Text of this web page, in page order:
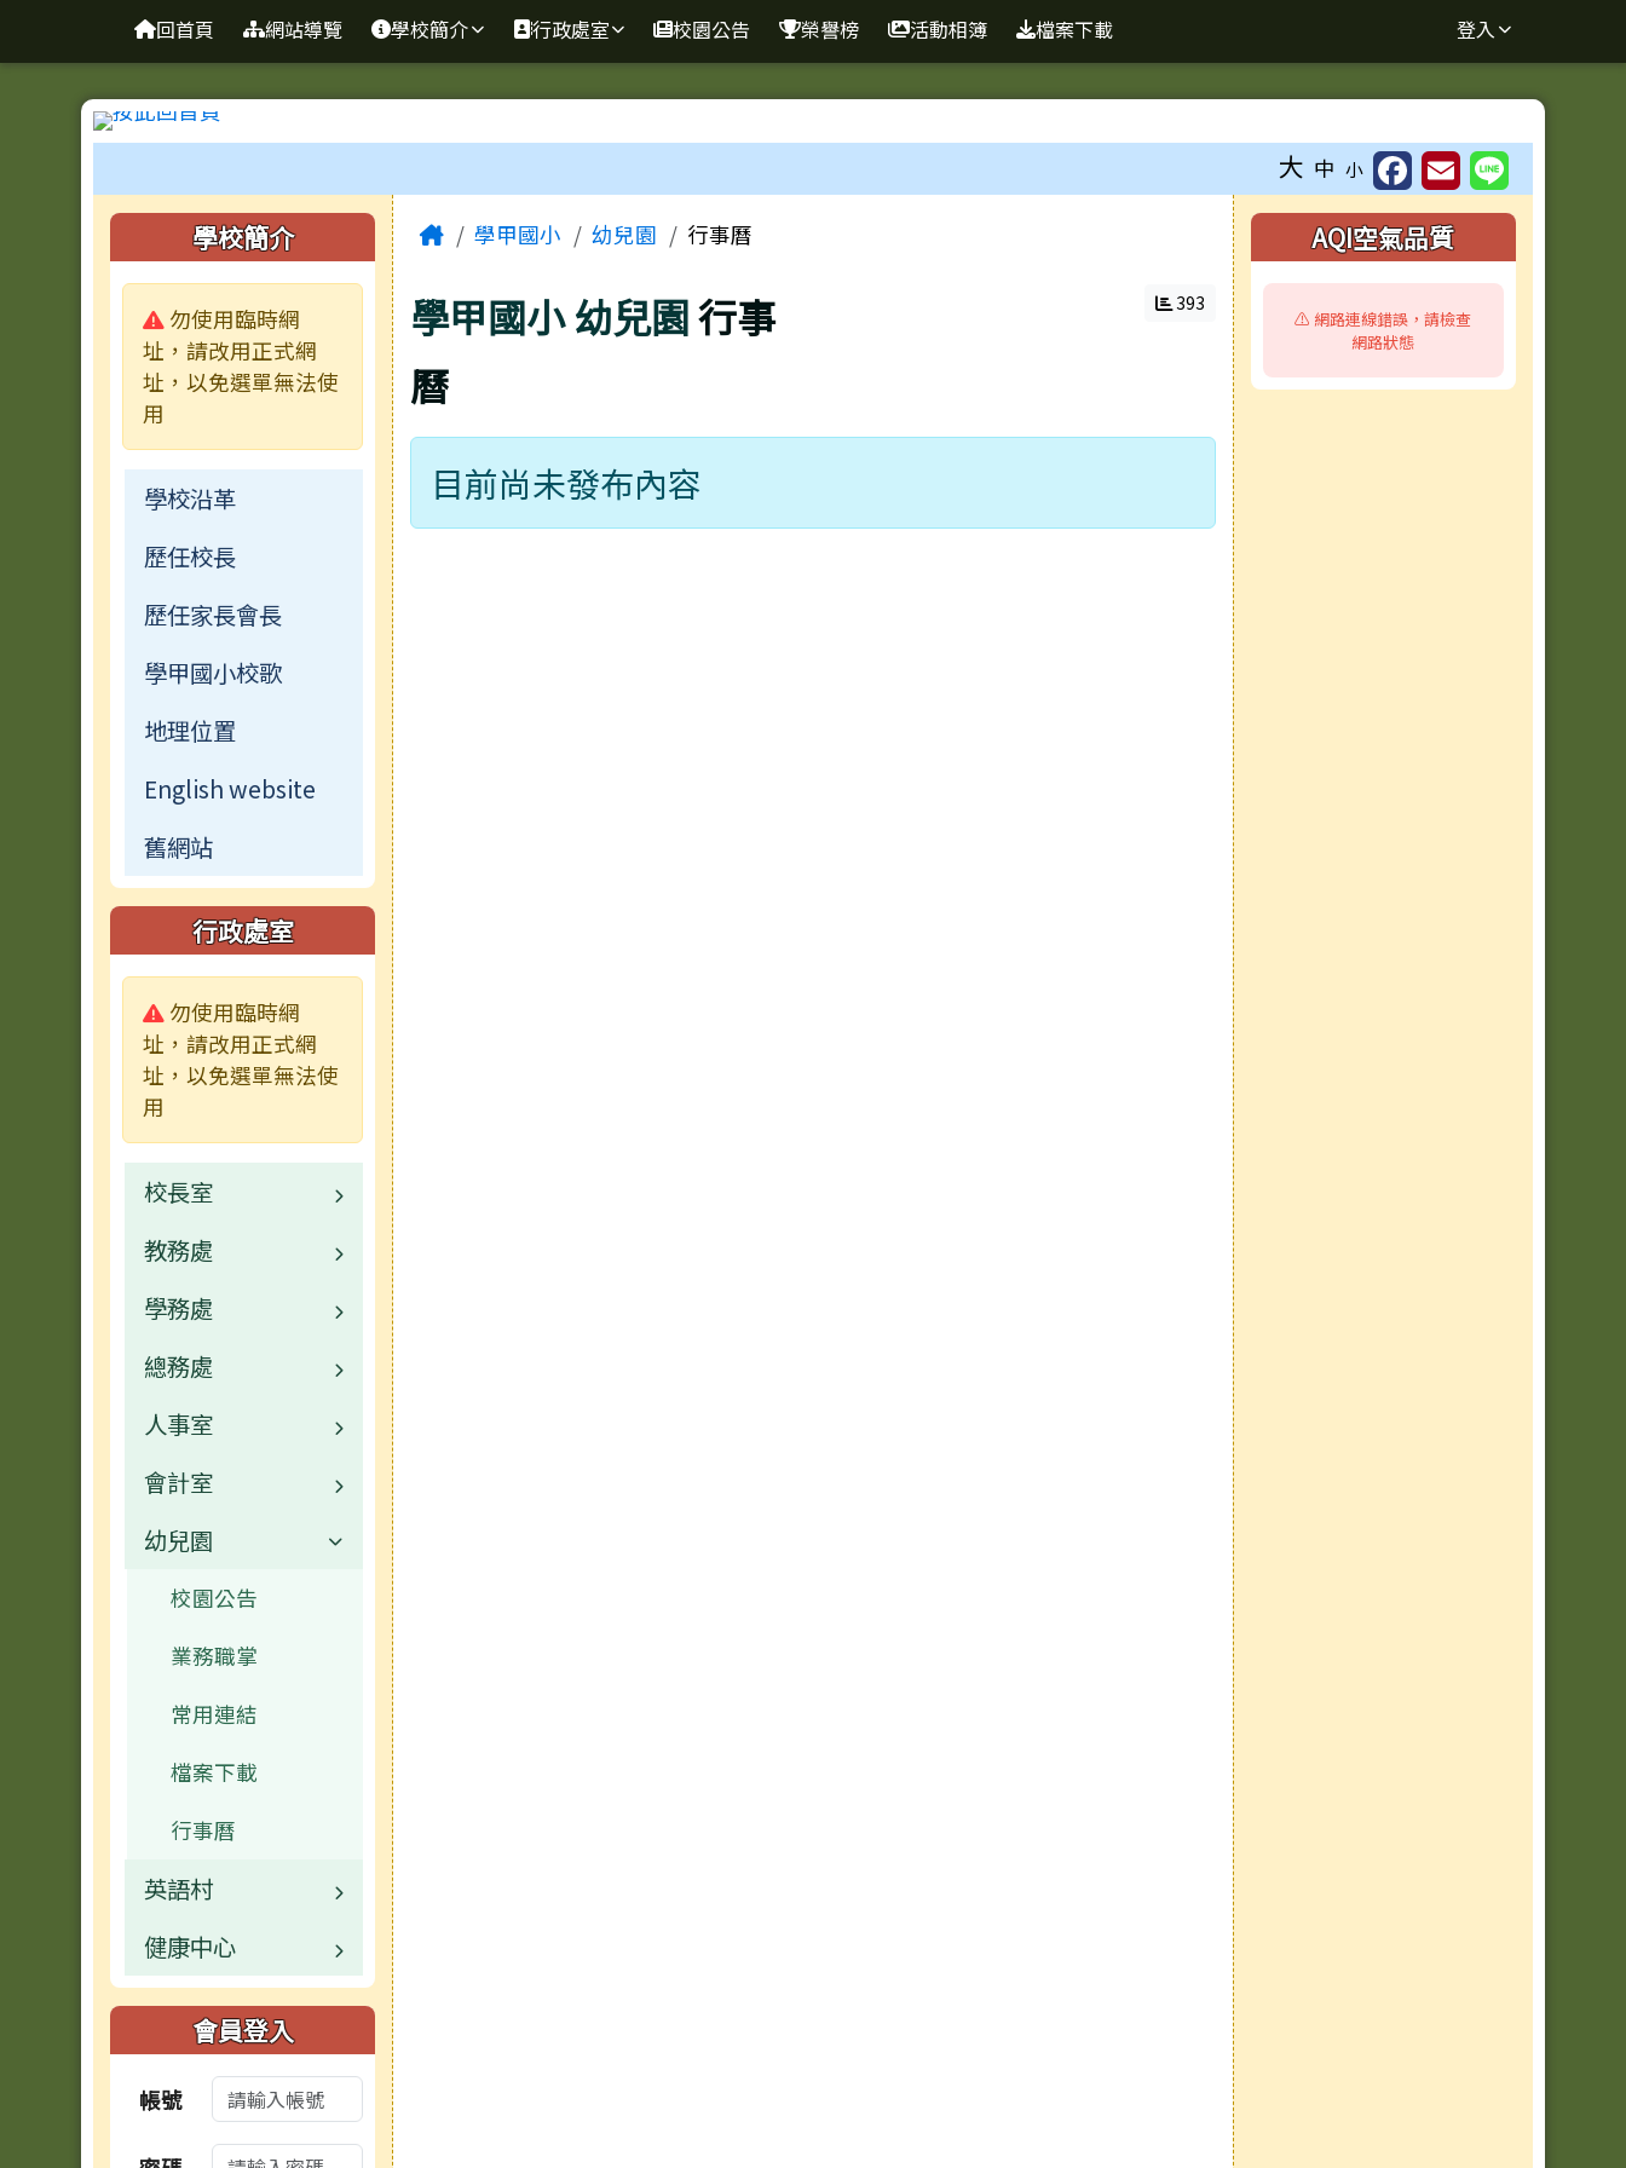
臺南市學甲區學甲國小全球資訊網
回首頁 網站導覽 學校簡介 行政處室 校園公告 榮譽榜 活動相簿 檔案下載 登入
大 中 小
左邊區域內容
學校簡介
警告:
勿使用臨時網
址，請改用正式網
址，以免選單無法使
用
學校沿革
歷任校長
歷任家長會長
學甲國小校歌
地理位置
English website
舊網站
行政處室
警告:
勿使用臨時網
址，請改用正式網
址，以免選單無法使
用
校長室
校長的話
校園公告
行事曆
教務處
業務職掌
校園公告
常用連結
活動相簿
榮譽榜
行事曆
檔案下載
學務處
業務職掌
校園公告
常用連結
活動相簿
榮譽榜
行事曆
檔案下載
總務處
業務職掌
校園公告
常用連結
活動相簿
榮譽榜
行事曆
檔案下載
人事室
業務職掌
校園公告
常用連結
活動相簿
榮譽榜
行事曆
檔案下載
會計室
業務職掌
校園公告
常用連結
行事曆
檔案下載
幼兒園
校園公告
業務職掌
常用連結
檔案下載
行事曆
英語村
校園公告
業務職掌
活動相簿
行事曆
健康中心
校園公告
業務職掌
行事曆
會員登入
帳號
主內容區域
Home學甲國小 幼兒園 行事曆
學甲國小幼兒園行事
曆
393
目前尚未發布內容
右邊區域內容
AQI空氣品質
⚠️ 網路連線錯誤，請檢查
網路狀態
頁尾區域